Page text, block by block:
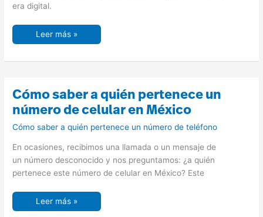
era digital.
Leer más »
Cómo saber a quién pertenece un
número de celular en México
Cómo saber a quién pertenece un número de teléfono
En ocasiones, recibimos una llamada o un mensaje de
un número desconocido y nos preguntamos: ¿a quién
pertenece este número de celular en México? Este
Cómo
saber
a
quién
pertenece
un
de
celular
en
Leer más »